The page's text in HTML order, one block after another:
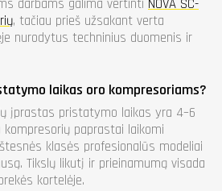
darbams galima vertinti NOVA SC-
, tačiau prieš užsakant verta
nurodytus techninius duomenis ir
laikas oro kompresoriams?
įprastas pristatymo laikas yra 4–6
kompresorių paprastai laikomi
klasės profesionalūs modeliai
Tikslų likutį ir prieinamumą visada
kortelėje.